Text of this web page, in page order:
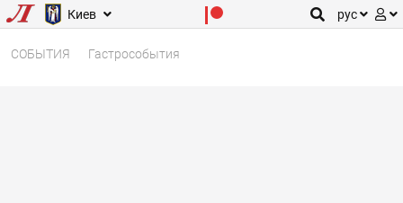
Киев рус
СОБЫТИЯ Гастрособытия